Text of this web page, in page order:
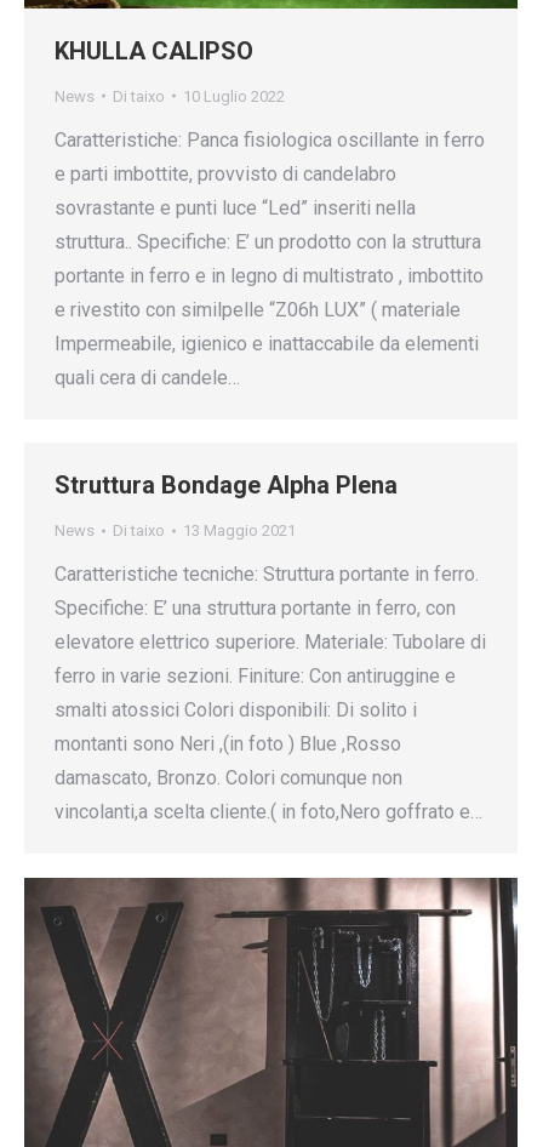
KHULLA CALIPSO
News Ditaixo 10 Luglio 2022
Caratteristiche: Panca fisiologica oscillante in ferro
e parti imbottite, provvisto di candelabro
sovrastante e punti luce “Led” inseriti nella
struttura.. Specifiche: E’ un prodotto con la struttura
portante in ferro e in legno di multistrato , imbottito
e rivestito con similpelle “Z06h LUX” ( materiale
Impermeabile, igienico e inattaccabile da elementi
quali cera di candele…
Struttura Bondage Alpha Plena
News Ditaixo 13 Maggio 2021
Caratteristiche tecniche: Struttura portante in ferro.
Specifiche: E’ una struttura portante in ferro, con
elevatore elettrico superiore. Materiale: Tubolare di
ferro in varie sezioni. Finiture: Con antiruggine e
smalti atossici Colori disponibili: Di solito i
montanti sono Neri ,(in foto ) Blue ,Rosso
damascato, Bronzo. Colori comunque non
vincolanti,a scelta cliente.( in foto,Nero goffrato e…